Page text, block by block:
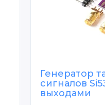
Генератор
сигналов
выходами